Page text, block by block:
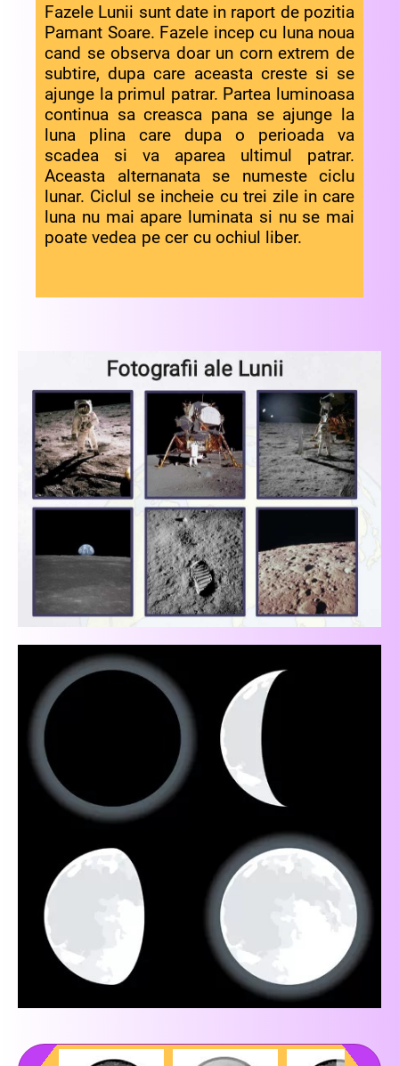
Fazele Lunii sunt date in raport de pozitia
Pamant Soare. Fazele incep cu luna noua
cand se observa doar un corn extrem de
subtire, dupa care aceasta creste si se
ajunge la primul patrar. Partea luminoasa
continua sa creasca pana se ajunge la
luna plina care dupa o perioada va
scadea si va aparea ultimul patrar.
Aceasta alternanata se numeste ciclu
lunar. Ciclul se incheie cu trei zile in care
luna nu mai apare luminata si nu se mai
poate vedea pe cer cu ochiul liber.